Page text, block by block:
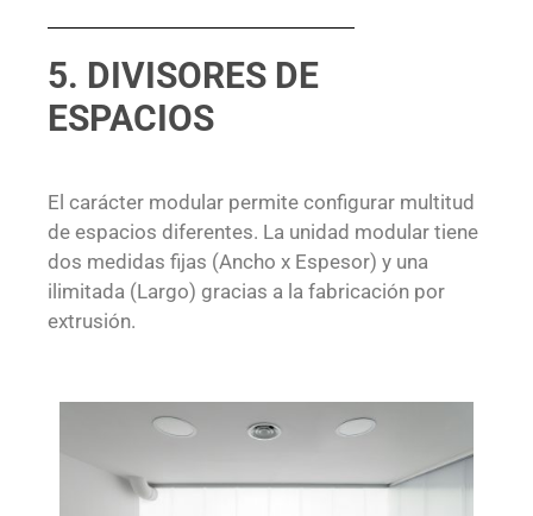
5. DIVISORES DE
ESPACIOS
El carácter modular permite configurar multitud
de espacios diferentes. La unidad modular tiene
dos medidas fijas (Ancho x Espesor) y una
ilimitada (Largo) gracias a la fabricación por
extrusión.